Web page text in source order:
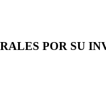
POR SU